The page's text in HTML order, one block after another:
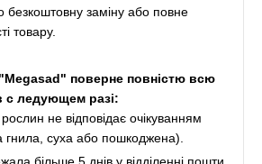
безкоштовну заміну або повне
товару.
"Megasad" поверне повністю всю
с ледующем разі:
не відповідає очікуванням
суха або пошкоджена).